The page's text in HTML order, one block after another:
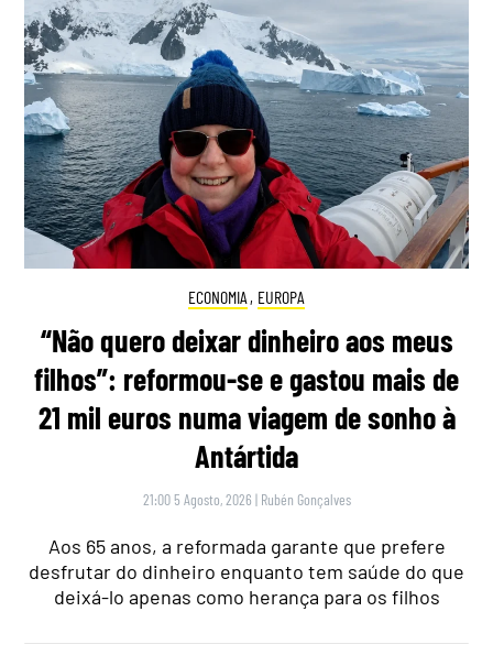
ECONOMIA , EUROPA
“Não quero deixar dinheiro aos meus
filhos”: reformou-se e gastou mais de
21 mil euros numa viagem de sonho à
Antártida
21:00 5 Agosto, 2026 | Rubén Gonçalves
Aos 65 anos, a reformada garante que prefere
desfrutar do dinheiro enquanto tem saúde do que
deixá-lo apenas como herança para os filhos